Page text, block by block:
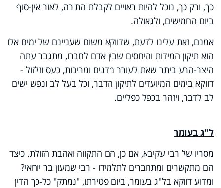
כך, ורק כך, נוכל להיות ראויים לקבלת התורה, לאור אין-סוף
ביום החמישים, ולגאולה.
אמנם, זאת עלינו לדעת, שדווקא משום שעניינם של ימים אלו
הוא תיקון המידות והיחסים שבין אדם לחברו, מתגבר עתה
היצר-הרע ביתר שאת לעורר מדנים ומריבות, כעס וזלזול -
דווקא בימים המיועדים לתיקון הדבר, וכל בעל לב ונפש ישים
לב לדבר, ויזהר בכפל כפליים.
ל"ג בעומר
מסריו של רבי עקיבא, אם כן, הם התקווה ואהבת הזולת. כיצד
הם מתקשרים ומתחברים לתלמידו - רבי שמעון בר יוחאי?
ומדוע דווקא בל"ג בעומר, ביום פטירתו, "נמתק" כל-כך הדין